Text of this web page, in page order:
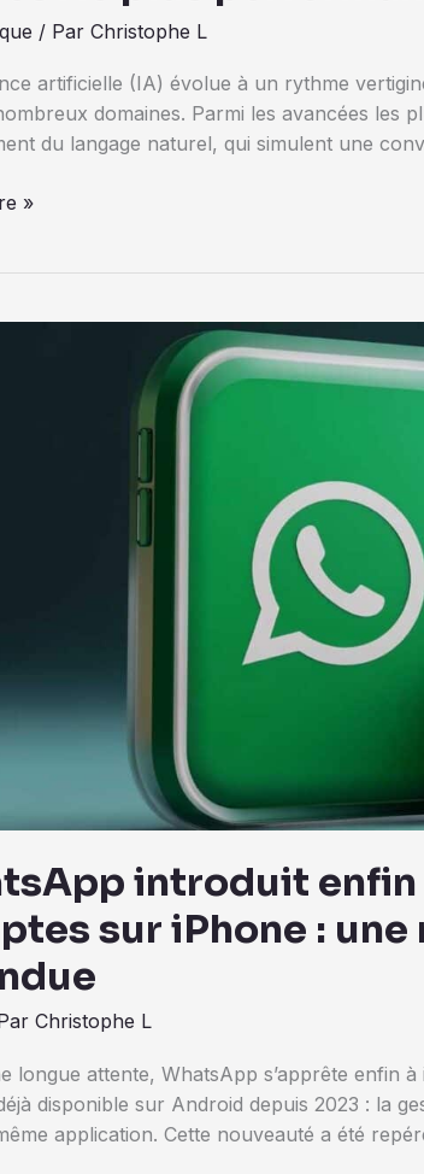
/ Par Christophe L
artificielle (IA) évolue à un rythme
domaines. Parmi les avancées les
du langage naturel, qui simulent une
»
introduit
sur iPhone :
Christophe L
longue attente, WhatsApp s’apprête enfin
disponible sur Android depuis 2023 : la
application. Cette nouveauté a été